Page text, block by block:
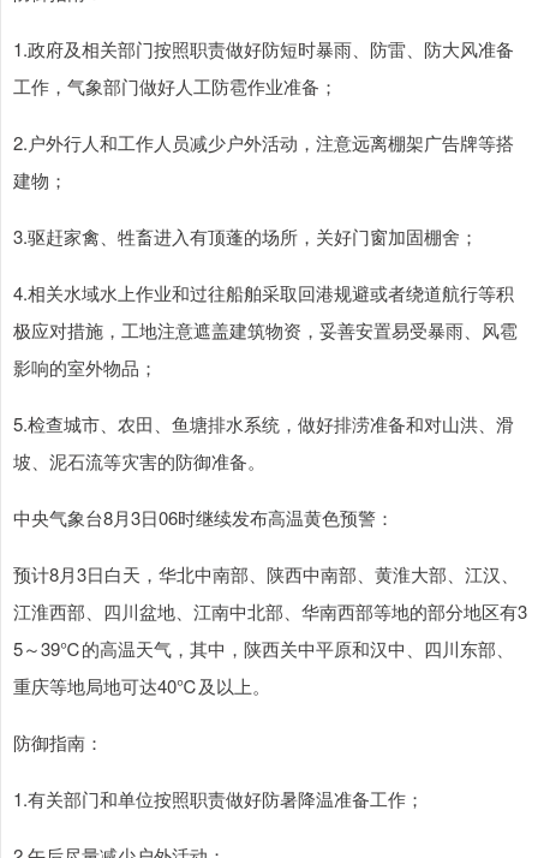
1.政府及相关部门按照职责做好防短时暴雨、防雷、防大风准备
工作，气象部门做好人工防雹作业准备；
2.户外行人和工作人员减少户外活动，注意远离棚架广告牌等搭
建物；
3.驱赶家禽、牲畜进入有顶蓬的场所，关好门窗加固棚舍；
4.相关水域水上作业和过往船舶采取回港规避或者绕道航行等积
极应对措施，工地注意遮盖建筑物资，妥善安置易受暴雨、风雹
影响的室外物品；
5.检查城市、农田、鱼塘排水系统，做好排涝准备和对山洪、滑
坡、泥石流等灾害的防御准备。
中央气象台8月3日06时继续发布高温黄色预警：
预计8月3日白天，华北中南部、陕西中南部、黄淮大部、江汉、
江淮西部、四川盆地、江南中北部、华南西部等地的部分地区有3
5～39℃的高温天气，其中，陕西关中平原和汉中、四川东部、
重庆等地局地可达40℃及以上。
防御指南：
1.有关部门和单位按照职责做好防暑降温准备工作；